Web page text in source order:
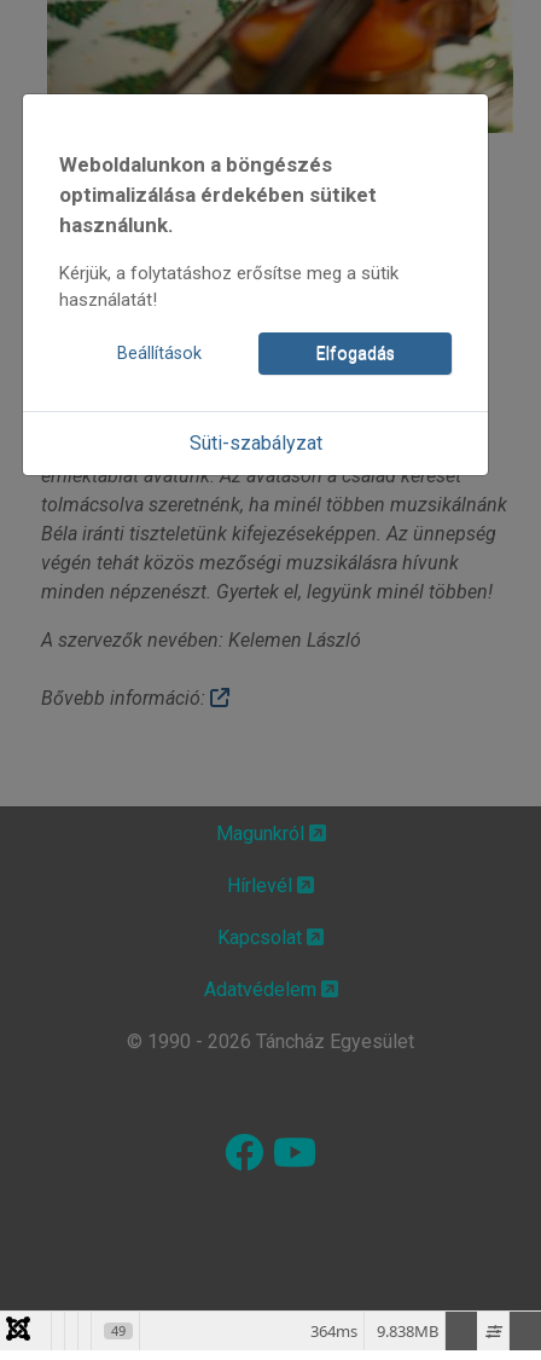
Halmos Béla tiszteletére
Budapest II. kerület, Forint u. 3.
2014. május 9. 15.00
Kedves Zenészek!
május 9-én, pénteken délután 3 órakor a kerületi
önkormányzat és a család kezdeményezésére
emléktáblát avatunk. Az avatáson a család kérését
tolmácsolva szeretnénk, ha minél többen muzsikálnánk
Béla iránti tiszteletünk kifejezéseképpen. Az ünnepség
végén tehát közös mezőségi muzsikálásra hívunk
minden népzenészt. Gyertek el, legyünk minél többen!
A szervezők nevében: Kelemen László
Bővebb információ:
Weboldalunkon a böngészés
optimalizálása érdekében sütiket
használunk.
Kérjük, a folytatáshoz erősítse meg a sütik
használatát!
Beállítások Elfogadás
Süti-szabályzat
Magunkról
Hírlevél
Kapcsolat
Adatvédelem
© 1990 - 2026 Táncház Egyesület
49 9.838MB
364ms